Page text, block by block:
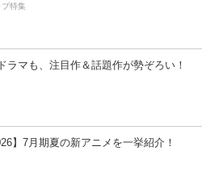
プ特集
ラマも、注目作＆話題作が勢ぞろい！
】7月期夏の新アニメを一挙紹介！